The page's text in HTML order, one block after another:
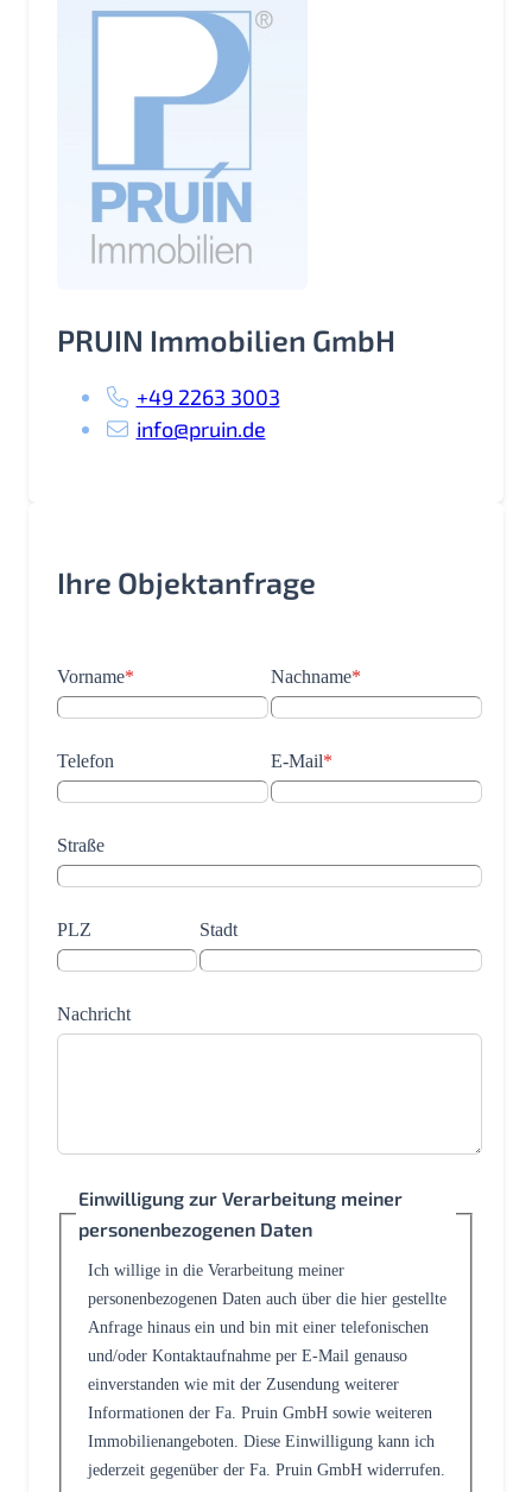
PRUIN Immobilien GmbH
+49 2263 3003
info@pruin.de
Ihre Objektanfrage
Vorname* Nachname*
Telefon E-Mail*
Straße
PLZ Stadt
Nachricht
Einwilligung zur Verarbeitung meiner
personenbezogenen Daten
Ich willige in die Verarbeitung meiner
personenbezogenen Daten auch über die hier gestellte
Anfrage hinaus ein und bin mit einer telefonischen
und/oder Kontaktaufnahme per E-Mail genauso
einverstanden wie mit der Zusendung weiterer
Informationen der Fa. Pruin GmbH sowie weiteren
Immobilienangeboten. Diese Einwilligung kann ich
jederzeit gegenüber der Fa. Pruin GmbH widerrufen.